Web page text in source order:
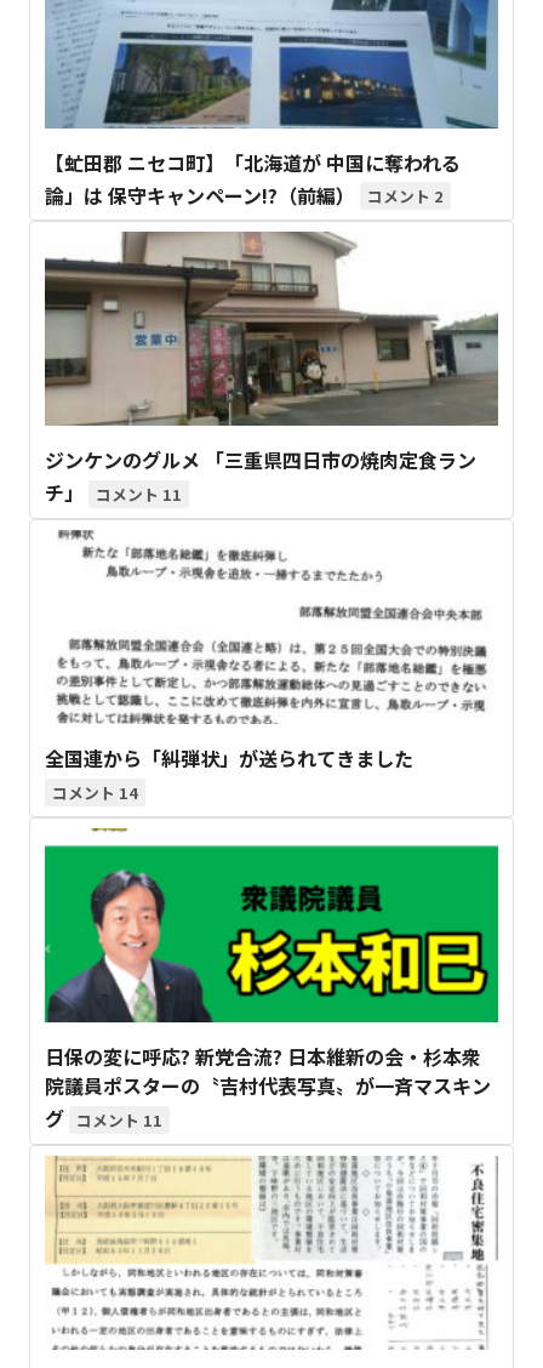
【虻田郡 ニセコ町】「北海道が 中国に奪われる
論」は 保守キャンペーン!?（前編）
2
ジンケンのグルメ 「三重県四日市の焼肉定食ラン
チ」
11
全国連から「糾弾状」が送られてきました
14
日保の変に呼応? 新党合流? 日本維新の会・杉本衆
院議員ポスターの〝吉村代表写真〟が一斉マスキン
グ
11